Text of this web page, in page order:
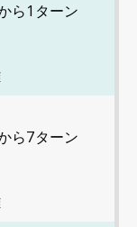
ら1ターン
ら7ターン